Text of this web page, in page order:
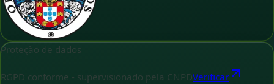
Proteção de dados
RGPD conforme - supervisionado pela CNPDVerificar